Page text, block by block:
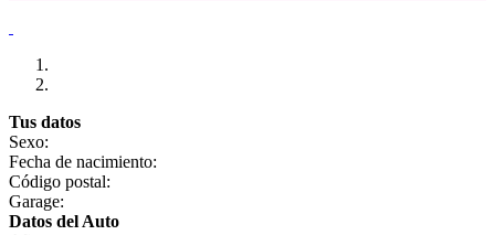
Tus datos
Sexo:
Fecha de nacimiento:
Código postal:
Garage:
Datos del Auto